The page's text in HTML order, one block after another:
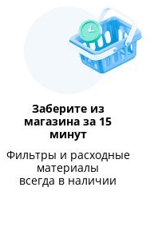
Заберите из
магазина за 15
минут
Фильтры и расходные
материалы
всегда в наличии